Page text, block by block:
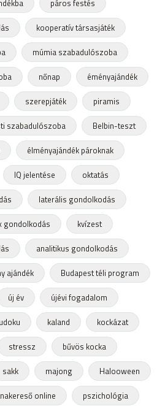
páros festés
kooperatív társasjáték
múmia szabadulószoba
nőnap
éményajándék
szerepjáték
piramis
szabadulószoba
Belbin-teszt
élményajándék pároknak
IQ jelentése
oktatás
laterális gondolkodás
gondolkodás
kvízest
analitikus gondolkodás
ajándék
Budapest téli program
új év
újévi fogadalom
kaland
kockázat
stressz
bűvös kocka
sakk majong
Halooween
online
pszichológia